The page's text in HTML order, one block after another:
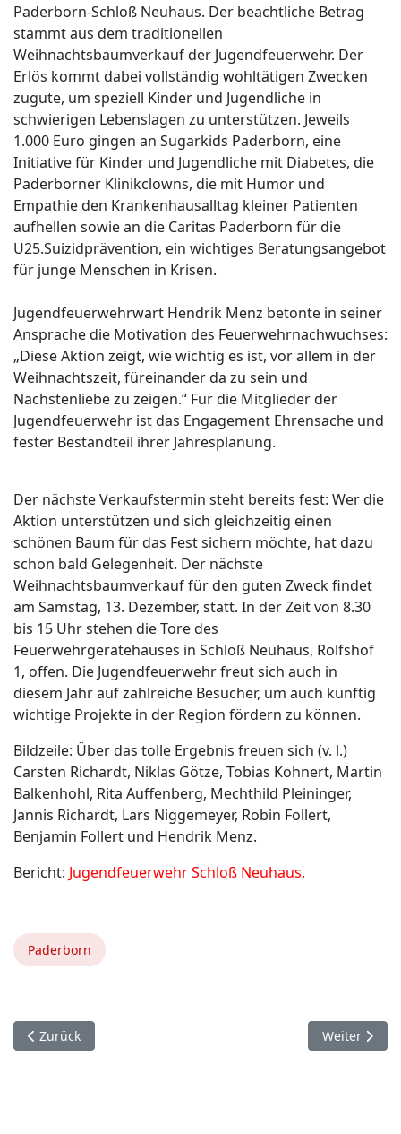
Paderborn-Schloß Neuhaus. Der beachtliche Betrag
stammt aus dem traditionellen
Weihnachtsbaumverkauf der Jugendfeuerwehr. Der
Erlös kommt dabei vollständig wohltätigen Zwecken
zugute, um speziell Kinder und Jugendliche in
schwierigen Lebenslagen zu unterstützen. Jeweils
1.000 Euro gingen an Sugarkids Paderborn, eine
Initiative für Kinder und Jugendliche mit Diabetes, die
Paderborner Klinikclowns, die mit Humor und
Empathie den Krankenhausalltag kleiner Patienten
aufhellen sowie an die Caritas Paderborn für die
U25.Suizidprävention, ein wichtiges Beratungsangebot
für junge Menschen in Krisen.
Jugendfeuerwehrwart Hendrik Menz betonte in seiner
Ansprache die Motivation des Feuerwehrnachwuchses:
„Diese Aktion zeigt, wie wichtig es ist, vor allem in der
Weihnachtszeit, füreinander da zu sein und
Nächstenliebe zu zeigen.“ Für die Mitglieder der
Jugendfeuerwehr ist das Engagement Ehrensache und
fester Bestandteil ihrer Jahresplanung.
Der nächste Verkaufstermin steht bereits fest: Wer die
Aktion unterstützen und sich gleichzeitig einen
schönen Baum für das Fest sichern möchte, hat dazu
schon bald Gelegenheit. Der nächste
Weihnachtsbaumverkauf für den guten Zweck findet
am Samstag, 13. Dezember, statt. In der Zeit von 8.30
bis 15 Uhr stehen die Tore des
Feuerwehrgerätehauses in Schloß Neuhaus, Rolfshof
1, offen. Die Jugendfeuerwehr freut sich auch in
diesem Jahr auf zahlreiche Besucher, um auch künftig
wichtige Projekte in der Region fördern zu können.
Bildzeile: Über das tolle Ergebnis freuen sich (v. l.)
Carsten Richardt, Niklas Götze, Tobias Kohnert, Martin
Balkenhohl, Rita Auffenberg, Mechthild Pleininger,
Jannis Richardt, Lars Niggemeyer, Robin Follert,
Benjamin Follert und Hendrik Menz.
Bericht: Jugendfeuerwehr Schloß Neuhaus.
Paderborn
Vorheriger Beitrag: 7. Dezember. Borchen.
Zurück Nächster
Weiter